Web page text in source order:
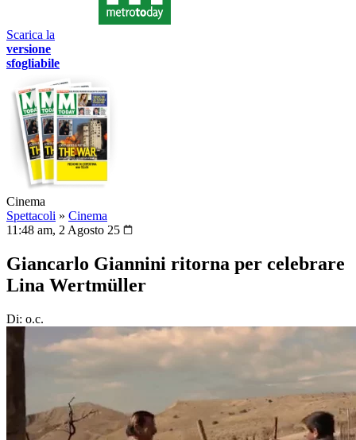
Scarica la
versione
sfogliabile
Cinema
Spettacoli » Cinema
11:48 am, 2 Agosto 25
Giancarlo Giannini ritorna per celebrare
Lina Wertmüller
Di: o.c.